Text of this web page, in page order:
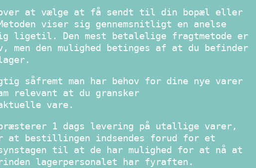
over at vælge at få sendt til din bopæl eller
viser sig gennemsnitligt en anelse
ligetil. Den mest betalelige fragtmetode er
men den mulighed betinges af at du befinder
såfremt man har behov for dine nye varer
relevant at du gransker
vare.
1 dags levering på utallige varer,
at bestillingen indsendes forud for et
til at de har mulighed for at nå at
lagerpersonalet har fyraften.